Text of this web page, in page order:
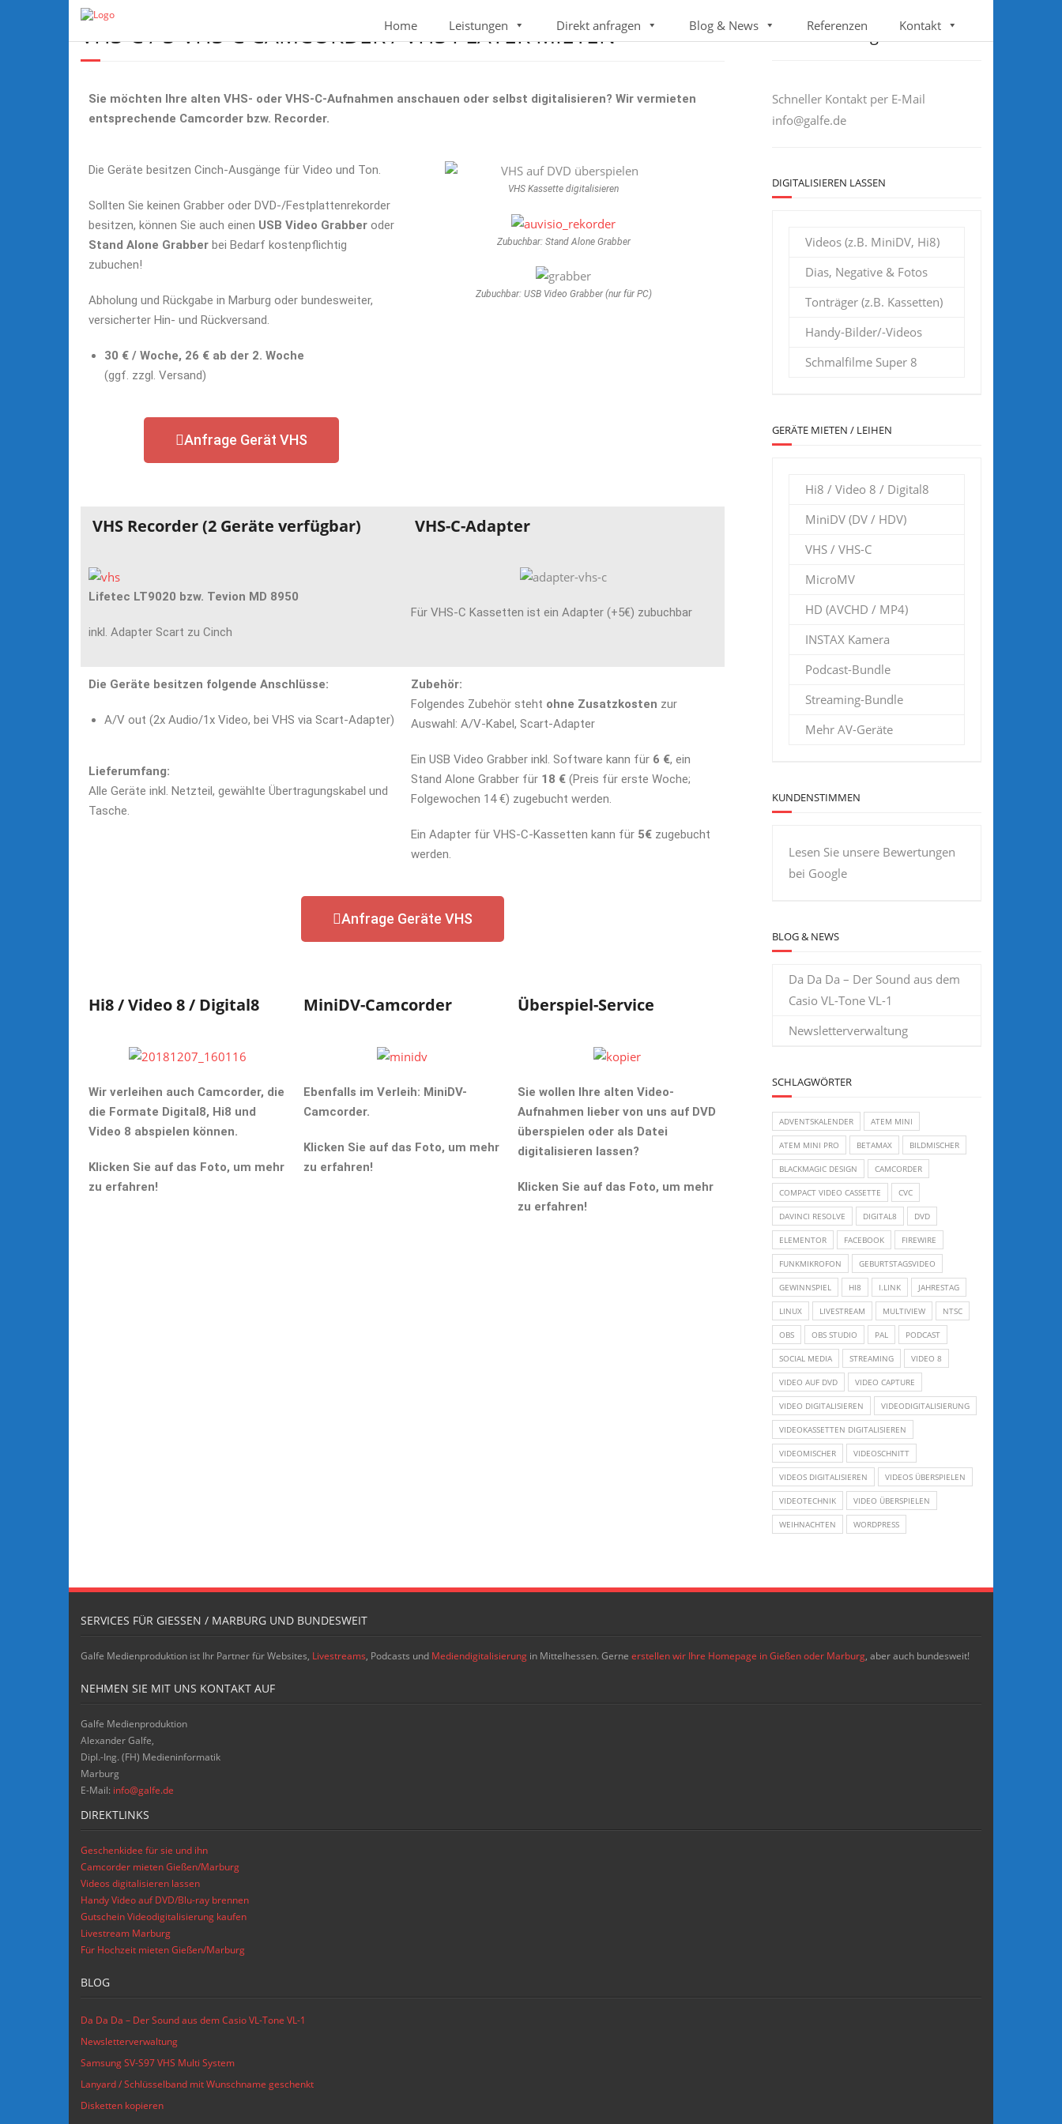
Home Leistungen Direkt anfragen Blog & News Referenzen Kontakt
VHS-C / S-VHS-C CAMCORDER / VHS PLAYER MIETEN
Sie möchten Ihre alten VHS- oder VHS-C-Aufnahmen anschauen oder selbst digitalisieren? Wir vermieten
entsprechende Camcorder bzw. Recorder.
Die Geräte besitzen Cinch-Ausgänge für Video und Ton.
Sollten Sie keinen Grabber oder DVD-/Festplattenrekorder
besitzen, können Sie auch einen USB Video Grabber oder
Stand Alone Grabber bei Bedarf kostenpflichtig
zubuchen!
Abholung und Rückgabe in Marburg oder bundesweiter,
versicherter Hin- und Rückversand.
30 € / Woche, 26 € ab der 2. Woche
(ggf. zzgl. Versand)
Anfrage Gerät VHS
VHS Kassette digitalisieren
Zubuchbar: Stand Alone Grabber
Zubuchbar: USB Video Grabber (nur für PC)
VHS Recorder (2 Geräte verfügbar)
Lifetec LT9020 bzw. Tevion MD 8950
inkl. Adapter Scart zu Cinch
VHS-C-Adapter
Für VHS-C Kassetten ist ein Adapter (+5€) zubuchbar
Die Geräte besitzen folgende Anschlüsse:
A/V out (2x Audio/1x Video, bei VHS via Scart-Adapter)
Lieferumfang:
Alle Geräte inkl. Netzteil, gewählte Übertragungskabel und
Tasche.
Zubehör:
Folgendes Zubehör steht ohne Zusatzkosten zur
Auswahl: A/V-Kabel, Scart-Adapter
Ein USB Video Grabber inkl. Software kann für 6 €, ein
Stand Alone Grabber für18 € (Preis für erste Woche;
Folgewochen 14 €) zugebucht werden.
Ein Adapter für VHS-C-Kassetten kann für 5€zugebucht
werden.
Anfrage Geräte VHS
Hi8 / Video 8 / Digital8
Wir verleihen auch Camcorder, die
die Formate Digital8, Hi8 und
Video 8 abspielen können.
Klicken Sie auf das Foto, um mehr
zu erfahren!
MiniDV-Camcorder
Ebenfalls im Verleih: MiniDV-
Camcorder.
Klicken Sie auf das Foto, um mehr
zu erfahren!
Überspiel-Service
Sie wollen Ihre alten Video-
Aufnahmen lieber von uns auf DVD
überspielen oder als Datei
digitalisieren lassen?
Klicken Sie auf das Foto, um mehr
zu erfahren!
Sie haben Fragen?
Schneller Kontakt per E-Mail
info@galfe.de
DIGITALISIEREN LASSEN
Videos (z.B. MiniDV, Hi8)
Dias, Negative & Fotos
Tonträger (z.B. Kassetten)
Handy-Bilder/-Videos
Schmalfilme Super 8
GERÄTE MIETEN / LEIHEN
Hi8 / Video 8 / Digital8
MiniDV (DV / HDV)
VHS / VHS-C
MicroMV
HD (AVCHD / MP4)
INSTAX Kamera
Podcast-Bundle
Streaming-Bundle
Mehr AV-Geräte
KUNDENSTIMMEN
Lesen Sie unsere Bewertungen
bei Google
BLOG & NEWS
Da Da Da – Der Sound aus dem
Casio VL-Tone VL-1
Newsletterverwaltung
SCHLAGWÖRTER
ADVENTSKALENDER ATEM MINI
ATEM MINI PRO BETAMAX BILDMISCHER
BLACKMAGIC DESIGN CAMCORDER
COMPACT VIDEO CASSETTE CVC
DAVINCI RESOLVE DIGITAL8 DVD
ELEMENTOR FACEBOOK FIREWIRE
FUNKMIKROFON GEBURTSTAGSVIDEO
GEWINNSPIEL HI8 I.LINK JAHRESTAG
LINUX LIVESTREAM MULTIVIEW NTSC
OBS OBS STUDIO PAL PODCAST
SOCIAL MEDIA STREAMING VIDEO 8
VIDEO AUF DVD VIDEO CAPTURE
VIDEO DIGITALISIEREN VIDEODIGITALISIERUNG
VIDEOKASSETTEN DIGITALISIEREN
VIDEOMISCHER VIDEOSCHNITT
VIDEOS DIGITALISIEREN VIDEOS ÜBERSPIELEN
VIDEOTECHNIK VIDEO ÜBERSPIELEN
WEIHNACHTEN WORDPRESS
SERVICES FÜR GIESSEN / MARBURG UND BUNDESWEIT
Galfe Medienproduktion ist Ihr Partner für Websites, Livestreams, Podcasts und Mediendigitalisierung in Mittelhessen. Gerne erstellen wir Ihre Homepage in Gießen oder Marburg, aber auch bundesweit!
NEHMEN SIE MIT UNS KONTAKT AUF
Galfe Medienproduktion
Alexander Galfe,
Dipl.-Ing. (FH) Medieninformatik
Marburg
E-Mail: info@galfe.de
DIREKTLINKS
Geschenkidee für sie und ihn
Camcorder mieten Gießen/Marburg
Videos digitalisieren lassen
Handy Video auf DVD/Blu-ray brennen
Gutschein Videodigitalisierung kaufen
Livestream Marburg
Für Hochzeit mieten Gießen/Marburg
BLOG
Da Da Da – Der Sound aus dem Casio VL-Tone VL-1
Newsletterverwaltung
Samsung SV-S97 VHS Multi System
Lanyard / Schlüsselband mit Wunschname geschenkt
Disketten kopieren